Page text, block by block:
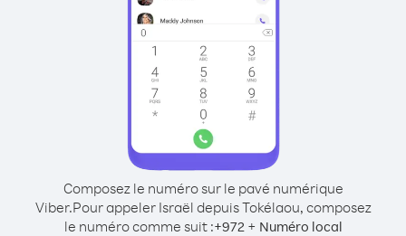
Composez le numéro sur le pavé numérique
Viber.Pour appeler Israël depuis Tokélaou, composez
le numéro comme suit :+972+ Numéro local